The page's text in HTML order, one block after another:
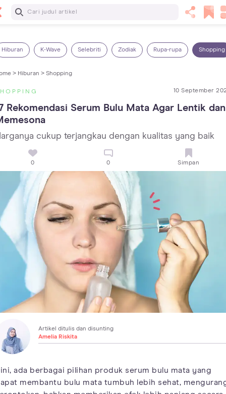
Baca Selanjutnya
Hiburan K-Wave Selebriti Zodiak Rupa-rupa Shopping
> Hiburan > Shopping
10 September
Rekomendasi Serum Bulu Mata Agar Lentik dan
cukup terjangkau dengan kualitas yang baik
0 0 Simpan
Artikel ditulis dan disunting
Amelia Riskita
ada berbagai pilihan produk serum bulu mata yang
membantu bulu mata tumbuh lebih sehat,